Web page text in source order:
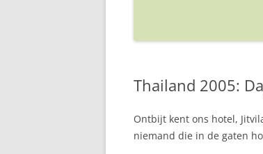
Thailand 2005:
Ontbijt kent ons hotel,
niemand die in de gaten